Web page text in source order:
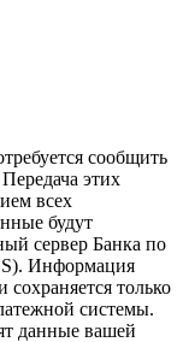
сообщить
этих
всех
будут
сервер Банка по
Информация
только
системы.
данные вашей